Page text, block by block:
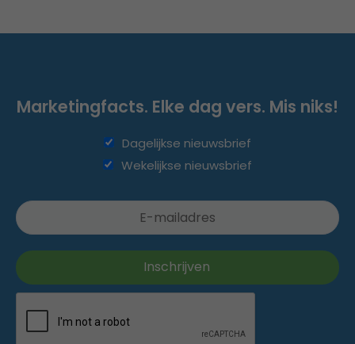
Marketingfacts. Elke dag vers. Mis niks!
Dagelijkse nieuwsbrief
Wekelijkse nieuwsbrief